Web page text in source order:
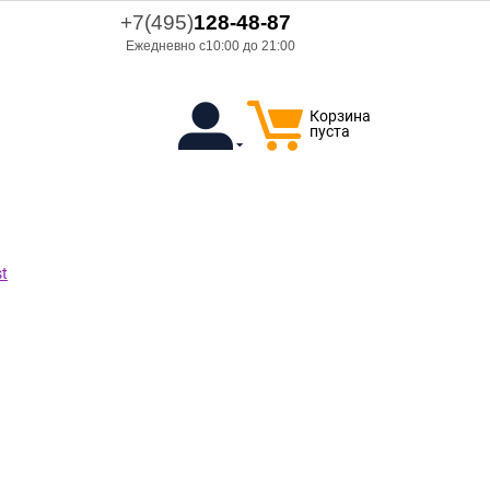
+7(495)128-48-87
Ежедневно с10:00 до 21:00
Корзина
пуста